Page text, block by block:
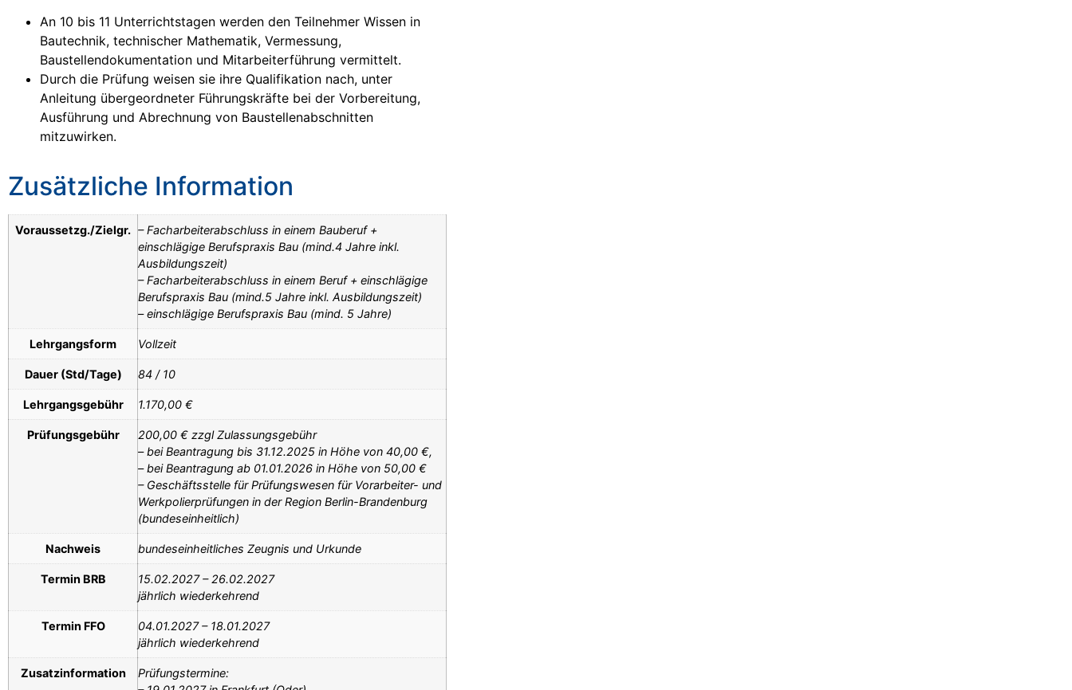
An 10 bis 11 Unterrichtstagen werden den Teilnehmer Wissen in
Bautechnik, technischer Mathematik, Vermessung,
Baustellendokumentation und Mitarbeiterführung vermittelt.
Durch die Prüfung weisen sie ihre Qualifikation nach, unter
Anleitung übergeordneter Führungskräfte bei der Vorbereitung,
Ausführung und Abrechnung von Baustellenabschnitten
mitzuwirken.
Zusätzliche Information
Voraussetzg./Zielgr. – Facharbeiterabschluss in einem Bauberuf +
einschlägige Berufspraxis Bau (mind.4 Jahre inkl.
Ausbildungszeit)
– Facharbeiterabschluss in einem Beruf + einschlägige
Berufspraxis Bau (mind.5 Jahre inkl. Ausbildungszeit)
– einschlägige Berufspraxis Bau (mind. 5 Jahre)
Lehrgangsform Vollzeit
Dauer (Std/Tage) 84 / 10
Lehrgangsgebühr 1.170,00 €
Prüfungsgebühr
200,00 € zzgl Zulassungsgebühr
– bei Beantragung bis 31.12.2025 in Höhe von 40,00 €,
– bei Beantragung ab 01.01.2026 in Höhe von 50,00 €
– Geschäftsstelle für Prüfungswesen für Vorarbeiter- und
Werkpolierprüfungen in der Region Berlin-Brandenburg
(bundeseinheitlich)
Nachweis bundeseinheitliches Zeugnis und Urkunde
Termin BRB
15.02.2027 – 26.02.2027
jährlich wiederkehrend
Termin FFO
04.01.2027 – 18.01.2027
jährlich wiederkehrend
Zusatzinformation
Prüfungstermine: